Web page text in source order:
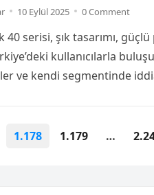
10 Eylül 2025 0 Comment
40 serisi, şık tasarımı,
kullanıcılarla
ve kendi segmentinde
11.499 TL’den başlıyor.
1.178 1.179 …